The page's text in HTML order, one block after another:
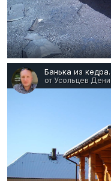
Банька из
от Усольцев